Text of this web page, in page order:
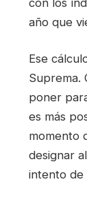
año que
Ese
Suprema.
poner
es más
momento
designar
intento de